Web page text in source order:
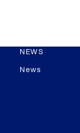
NEWS
News